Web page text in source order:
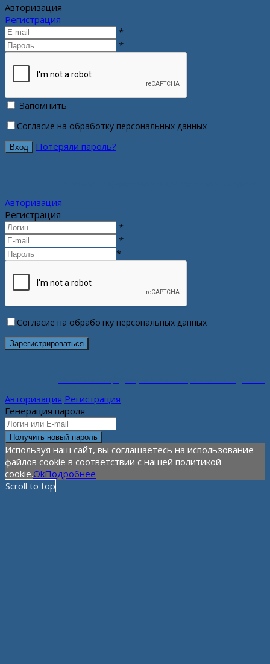
Авторизация
Регистрация
*
*
Запомнить
Согласие на обработку персональных данных
Потеряли пароль?
Авторизация
Регистрация
*
*
*
Согласие на обработку персональных данных
Авторизация Регистрация
Генерация пароля
Используя наш сайт, вы соглашаетесь на использование
файлов cookie в соответствии с нашей политикой
cookie.OkПодробнее
Scroll to top